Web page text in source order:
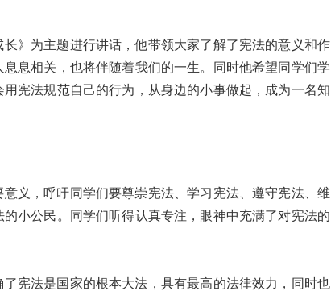
》为主题进行讲话，他带领大家了解了宪法的意义和作
息相关，也将伴随着我们的一生。同时他希望同学们学
宪法规范自己的行为，从身边的小事做起，成为一名知
义，呼吁同学们要尊崇宪法、学习宪法、遵守宪法、维
小公民。同学们听得认真专注，眼神中充满了对宪法的
宪法是国家的根本大法，具有最高的法律效力，同时也